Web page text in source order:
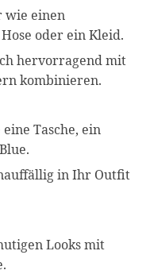
wie einen
oder ein Kleid.
hervorragend mit
kombinieren.
Tasche, ein
in Ihr Outfit
Looks mit